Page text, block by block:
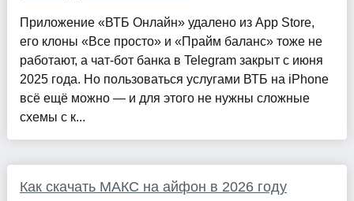
Приложение «ВТБ Онлайн» удалено из App Store,
его клоны «Все просто» и «Прайм баланс» тоже не
работают, а чат-бот банка в Telegram закрыт с июня
2025 года. Но пользоваться услугами ВТБ на iPhone
всё ещё можно — и для этого не нужны сложные
схемы с к...
Как скачать МАКС на айфон в 2026 году